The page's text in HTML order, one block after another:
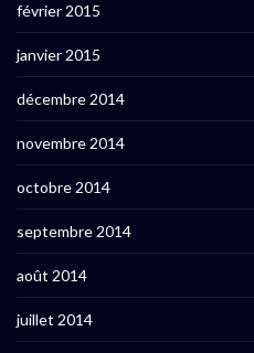
février 2015
janvier 2015
décembre 2014
novembre 2014
octobre 2014
septembre 2014
août 2014
juillet 2014